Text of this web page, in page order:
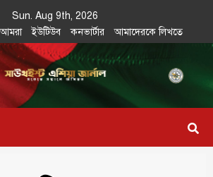
Sun. Aug 9th, 2026
ইউটিউব কনভার্টার আমাদেরকে লিখতে
Journal